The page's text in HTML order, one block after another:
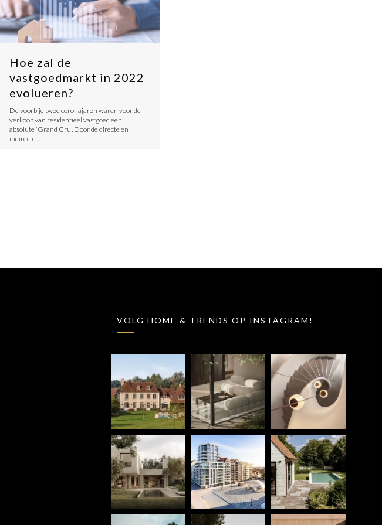
Hoe zal de
vastgoedmarkt in 2022
evolueren?
De voorbije twee coronajaren waren voor de
verkoop van residentieel vastgoed een
absolute ‘Grand Cru’. Door de directe en
indirecte…
VOLG HOME & TRENDS OP INSTAGRAM!